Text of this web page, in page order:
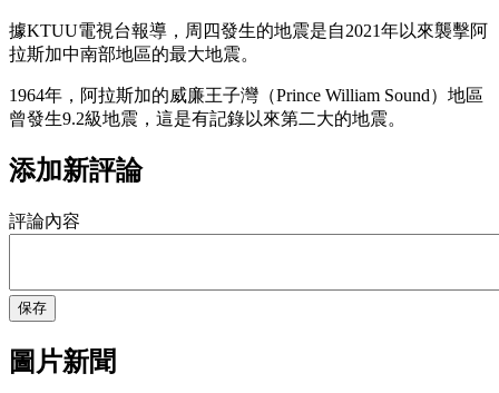
據KTUU電視台報導，周四發生的地震是自2021年以來襲擊阿
拉斯加中南部地區的最大地震。
1964年，阿拉斯加的威廉王子灣（Prince William Sound）地區
曾發生9.2級地震，這是有記錄以來第二大的地震。
添加新評論
評論內容
保存
圖片新聞